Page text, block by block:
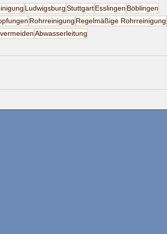
LudwigsburgStuttgartEsslingen Böblingen
Rohrreinigung Regelmäßige Rohrreinigung
Abwasserleitung